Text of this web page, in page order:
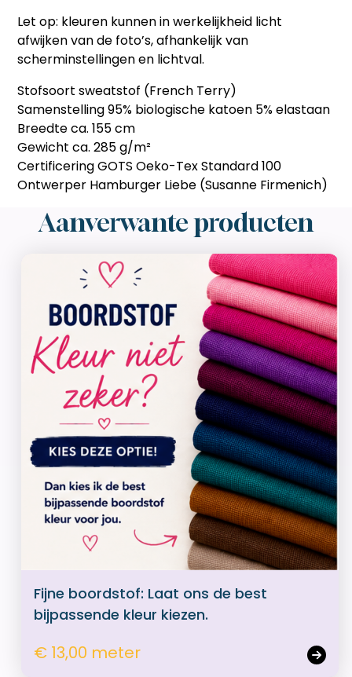
Let op: kleuren kunnen in werkelijkheid licht
afwijken van de foto’s, afhankelijk van
scherminstellingen en lichtval.
Stofsoort sweatstof (French Terry)
Samenstelling 95% biologische katoen 5% elastaan
Breedte ca. 155 cm
Gewicht ca. 285 g/m²
Certificering GOTS Oeko-Tex Standard 100
Ontwerper Hamburger Liebe (Susanne Firmenich)
Aanverwante producten
Fijne boordstof: Laat ons de best
bijpassende kleur kiezen.
€ 13,00 meter